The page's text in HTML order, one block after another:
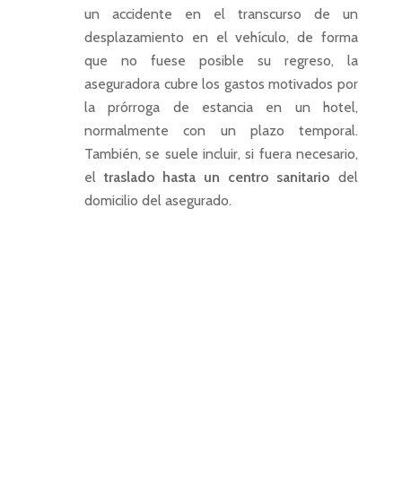
un accidente en el transcurso de un
desplazamiento en el vehículo, de forma
que no fuese posible su regreso, la
aseguradora cubre los gastos motivados por
la prórroga de estancia en un hotel,
normalmente con un plazo temporal.
También, se suele incluir, si fuera necesario,
el traslado hasta un centro sanitario del
domicilio del asegurado.